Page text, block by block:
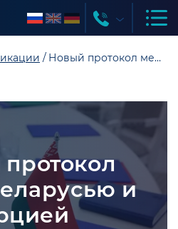
Новый протокол между Беларусью и Турцией
и